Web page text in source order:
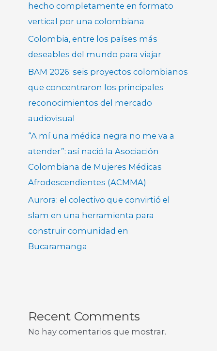
hecho completamente en formato
vertical por una colombiana
Colombia, entre los países más
deseables del mundo para viajar
BAM 2026: seis proyectos colombianos
que concentraron los principales
reconocimientos del mercado
audiovisual
“A mí una médica negra no me va a
atender”: así nació la Asociación
Colombiana de Mujeres Médicas
Afrodescendientes (ACMMA)
Aurora: el colectivo que convirtió el
slam en una herramienta para
construir comunidad en
Bucaramanga
Recent Comments
No hay comentarios que mostrar.